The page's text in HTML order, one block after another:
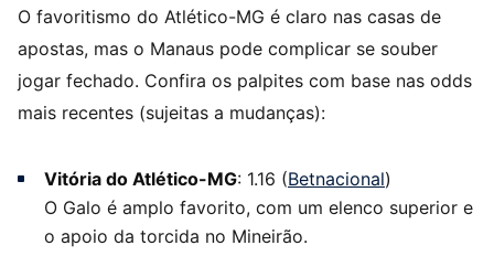
O favoritismo do Atlético-MG é claro nas casas de
apostas, mas o Manaus pode complicar se souber
jogar fechado. Confira os palpites com base nas odds
mais recentes (sujeitas a mudanças):
Vitória do Atlético-MG: 1.16 (Betnacional)
O Galo é amplo favorito, com um elenco superior e
o apoio da torcida no Mineirão.